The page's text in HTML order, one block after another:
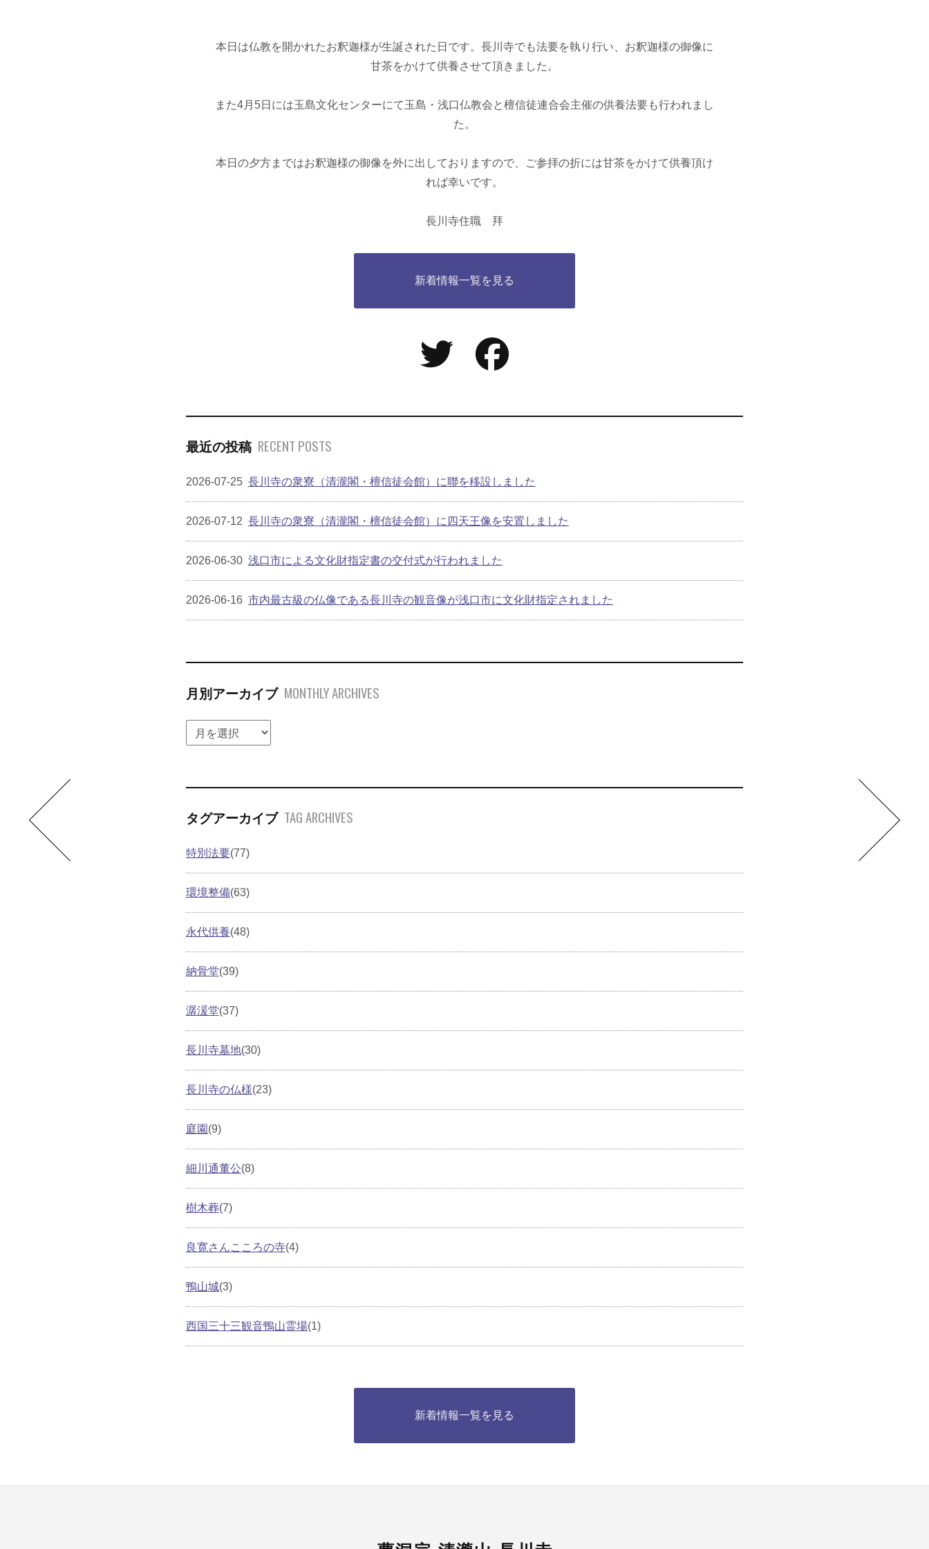
本日は仏教を開かれたお釈迦様が生誕された日です。長川寺でも法要を執り行い、お釈迦様の御像に
甘茶をかけて供養させて頂きました。
また4月5日には玉島文化センターにて玉島・浅口仏教会と檀信徒連合会主催の供養法要も行われまし
た。
本日の夕方まではお釈迦様の御像を外に出しておりますので、ご参拝の折には甘茶をかけて供養頂け
れば幸いです。
長川寺住職 拜
新着情報一覧を見る
最近の投稿 RECENT POSTS
2026-07-25 長川寺の衆寮（清瀧閣・檀信徒会館）に聯を移設しました
2026-07-12 長川寺の衆寮（清瀧閣・檀信徒会館）に四天王像を安置しました
2026-06-30 浅口市による文化財指定書の交付式が行われました
2026-06-16 市内最古級の仏像である長川寺の観音像が浅口市に文化財指定されました
月別アーカイブ MONTHLY ARCHIVES
タグアーカイブ TAG ARCHIVES
特別法要(77)
環境整備(63)
永代供養(48)
納骨堂(39)
潺湲堂(37)
長川寺墓地(30)
長川寺の仏様(23)
庭園 (9)
細川通董公(8)
樹木葬(7)
良寛さんこころの寺(4)
鴨山城(3)
西国三十三観音鴨山霊場(1)
新着情報一覧を見る